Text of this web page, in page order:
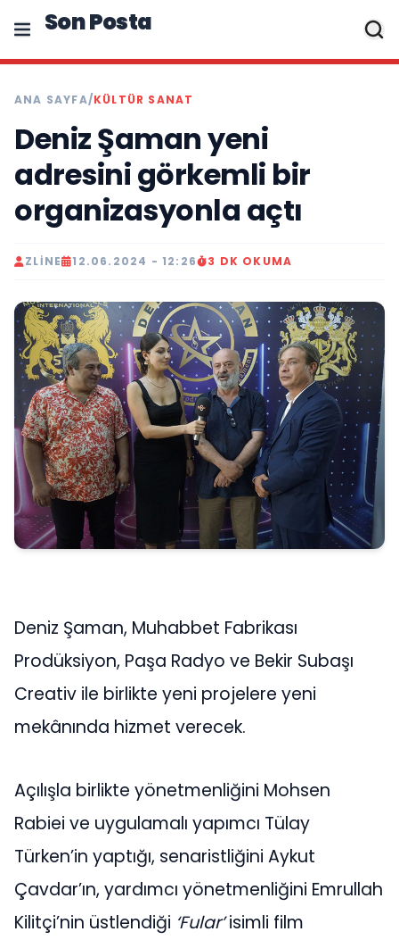
Son Posta
ANA SAYFA/KÜLTÜR SANAT
Deniz Şaman yeni
adresini görkemli bir
organizasyonla açtı
ZLINE 12.06.2024 - 12:26 3 DK OKUMA
Deniz Şaman, Muhabbet Fabrikası
Prodüksiyon, Paşa Radyo ve Bekir Subaşı
Creativ ile birlikte yeni projelere yeni
mekânında hizmet verecek.
Açılışla birlikte yönetmenliğini Mohsen
Rabiei ve uygulamalı yapımcı Tülay
Türken’in yaptığı, senaristliğini Aykut
Çavdar’ın, yardımcı yönetmenliğini Emrullah
Kilitçi’nin üstlendiği ‘Fular’isimli film